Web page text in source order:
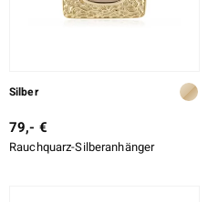
Silber
79,- €
Rauchquarz-Silberanhänger